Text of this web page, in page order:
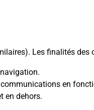
Les finalités des
en
en dehors.